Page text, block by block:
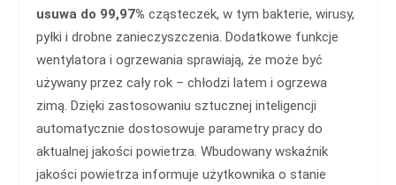
usuwa do 99,97% cząsteczek, w tym bakterie, wirusy,
pyłki i drobne zanieczyszczenia. Dodatkowe funkcje
wentylatora i ogrzewania sprawiają, że może być
używany przez cały rok – chłodzi latem i ogrzewa
zimą. Dzięki zastosowaniu sztucznej inteligencji
automatycznie dostosowuje parametry pracy do
aktualnej jakości powietrza. Wbudowany wskaźnik
jakości powietrza informuje użytkownika o stanie